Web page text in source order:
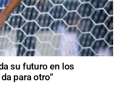
su futuro en los
para otro”